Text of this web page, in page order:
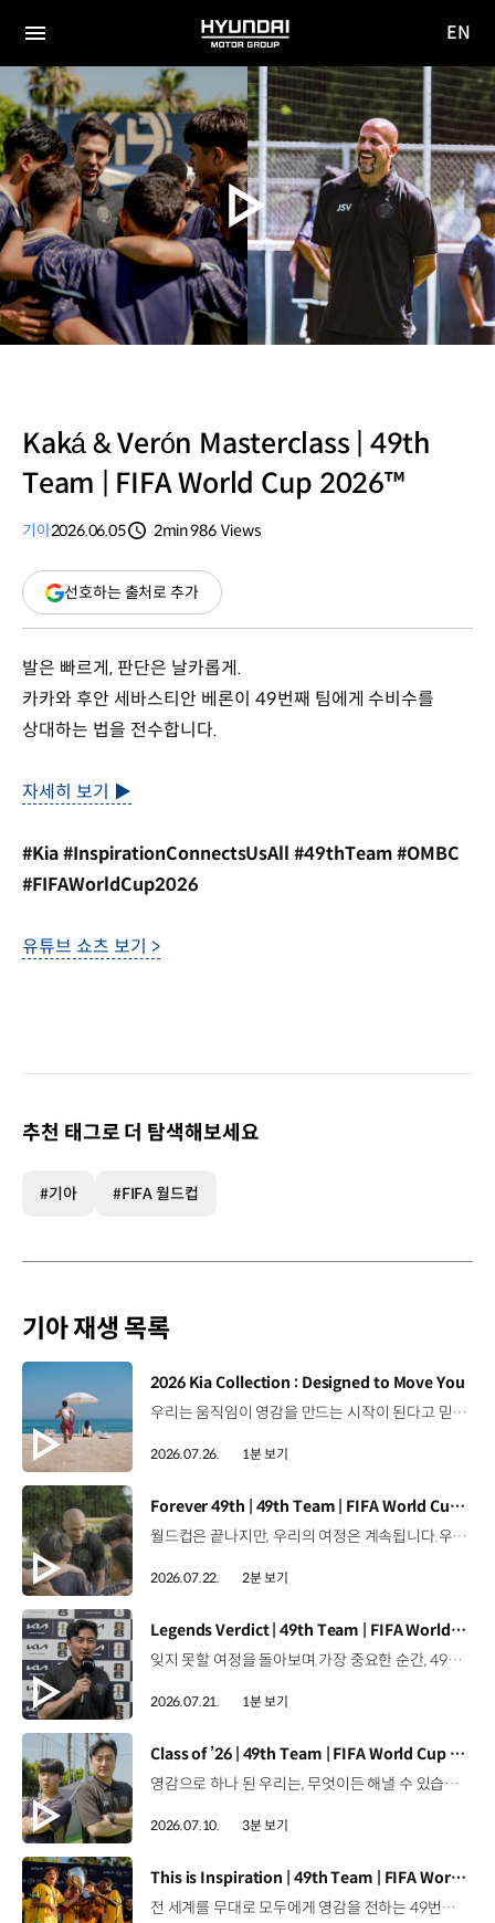
전체
메뉴
HYUNDAI
MOTOR
GROUP
사이
이동
EN
Kaká & Verón Masterclass | 49th
Team | FIFA World Cup 2026™
기아2026.06.05
2min986 Views
선호하는 출처로 추가(새
창
발은 빠르게, 판단은 날카롭게.
카카와 후안 세바스티안 베론이 49번째 팀에게 수비수를
상대하는 법을 전수합니다.
자세히 보기 ▶
#Kia #InspirationConnectsUsAll #49thTeam #OMBC
#FIFAWorldCup2026
유튜브 쇼츠 보기 >
추천 태그로 더 탐색해보세요
#기아 #FIFA 월드컵
기아 재생 목록
[동영상]
2026 Kia Collection : Designed to Move You
우리는 움직임이 영감을 만드는 시작이 된다고 믿습니다. 기아만의 Movement로 당신의 일상에 영감을 더해줄 2026 Kia Collection을 만나보세요. Designed to move you. Kia Collection 자세히 보기 ▶ #Kia #기아 #KiaCollection #기아컬렉션 #Designedtomoveyou #lifestyle
2026.07.26. 1분 보기
[동영상]
Forever 49th | 49th Team | FIFA World Cup 2026™
월드컵은 끝나지만, 우리의 여정은 계속됩니다.우리는 영원한 49번째 팀입니다. 자세히 보기 ▶ #Kia #InspirationConnectsUsAll #49thTeam #OMBC #FIFAWorldCup2026 유튜브 쇼츠 보기 >
2026.07.22. 2분 보기
[동영상]
Legends Verdict | 49th Team | FIFA World Cup 2026™
잊지 못할 여정을 돌아보며.가장 중요한 순간, 49번째 팀이 공을 건네며 완벽하게 임무를 해낸 그 순간을 함께 돌아봅니다. 자세히 보기 ▶ #Kia #InspirationConnectsUsAll #49thTeam #OMBC #FIFAWorldCup2026 유튜브 쇼츠 보기 >
2026.07.21. 1분 보기
[동영상]
Class of ’26 | 49th Team | FIFA World Cup 2026™
영감으로 하나 된 우리는, 무엇이든 해낼 수 있습니다.세계 곳곳에서 모인 2026년의 주인공들이 FIFA 월드컵™ 오피셜 매치볼 캐리어로 꿈의 무대에 섰습니다. 자세히 보기 ▶ #Kia #InspirationConnectsUsAll #49thTeam #OMBC #FIFAWorldCup2026 유튜브 쇼츠 보기 >
2026.07.10. 3분 보기
[동영상]
This is Inspiration | 49th Team | FIFA World Cup 2026™
전 세계를 무대로 모두에게 영감을 전하는 49번째 팀.FIFA 월드컵 2026™을 향한 여정 속, 이제 사람들의 시선은 이 어린 스타들에게 향합니다. 자세히 보기 ▶ #Kia #InspirationConnectsUsAll #49thTeam #OMBC #FIFAWorldCup2026 유튜브 쇼츠 보기 >